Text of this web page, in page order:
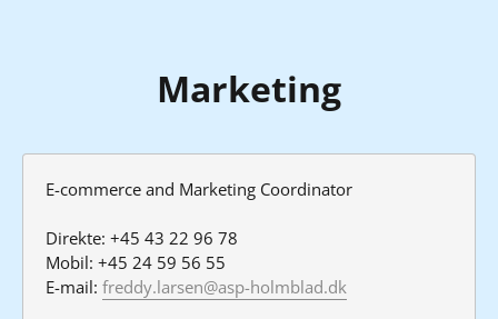
Marketing
E-commerce and Marketing Coordinator
Direkte: +45 43 22 96 78
Mobil: +45 24 59 56 55
E-mail: freddy.larsen@asp-holmblad.dk